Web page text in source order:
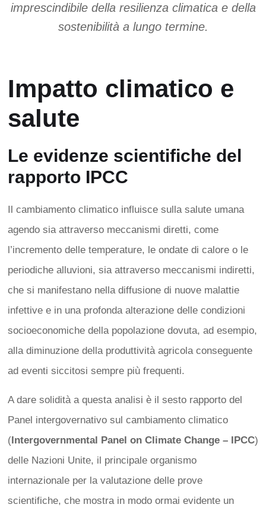
imprescindibile della resilienza climatica e della
sostenibilità a lungo termine.
Impatto climatico e
salute
Le evidenze scientifiche del
rapporto IPCC
Il cambiamento climatico influisce sulla salute umana
agendo sia attraverso meccanismi diretti, come
l’incremento delle temperature, le ondate di calore o le
periodiche alluvioni, sia attraverso meccanismi indiretti,
che si manifestano nella diffusione di nuove malattie
infettive e in una profonda alterazione delle condizioni
socioeconomiche della popolazione dovuta, ad esempio,
alla diminuzione della produttività agricola conseguente
ad eventi siccitosi sempre più frequenti.
A dare solidità a questa analisi è il sesto rapporto del
Panel intergovernativo sul cambiamento climatico
(Intergovernmental Panel on Climate Change – IPCC)
delle Nazioni Unite, il principale organismo
internazionale per la valutazione delle prove
scientifiche, che mostra in modo ormai evidente un